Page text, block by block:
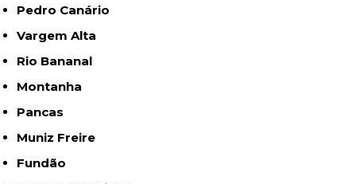
Pedro Canário
Vargem Alta
Rio Bananal
Montanha
Pancas
Muniz Freire
Fundão